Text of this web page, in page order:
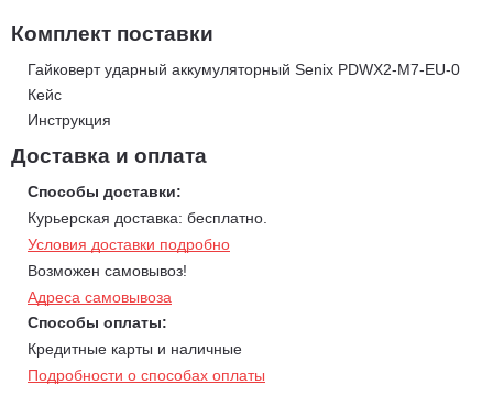
Габариты ДхШхВ, мм 225x80x168
Емкость аккумулятора, Ач 4
Макс. крутящий момент, Hм 750
Наличие подсветки есть
Размер патрона, дюйм 1/2
Регулировка частоты вращения есть
Тип аккумулятора Li-Ion
Тип двигателя бесщеточный
Тип патрона квадрат с отверстием и фрикционным кольцом
Устройство аккумулятора слайдер
Частота вращения, об/мин 1000/1500/2300
Частота ударов в минуту, уд/мин 1500/2000/3000
Комплект поставки
Гайковерт ударный аккумуляторный Senix PDWX2-M7-EU-0
Кейс
Инструкция
Доставка и оплата
Способы доставки:
Курьерская доставка: бесплатно.
Условия доставки подробно
Возможен самовывоз!
Адреса самовывоза
Способы оплаты:
Кредитные карты и наличные
Подробности о способах оплаты